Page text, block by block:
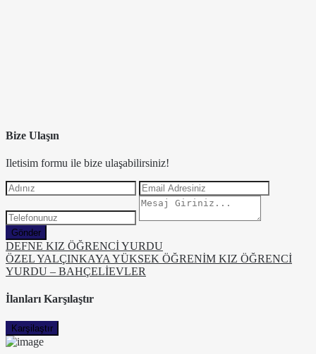
Bize Ulaşın
Iletisim formu ile bize ulaşabilirsiniz!
Gönder
DEFNE KIZ ÖĞRENCİ YURDU
ÖZEL YALÇINKAYA YÜKSEK ÖĞRENİM KIZ ÖĞRENCİ
YURDU – BAHÇELİEVLER
İlanları Karşılaştır
Karşilaştır